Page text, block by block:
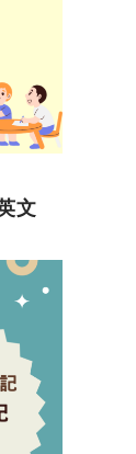
文